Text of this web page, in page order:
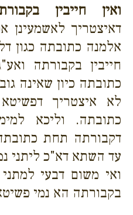
ואין חייבין
דאיצטריך לאשמעינן
אלמנה כתובתה כגון
חייבין בקבורתה
כתובתה כיון שאינה
לא איצטריך
כתובתה. וליכא
דקבורתה תחת
עד השתא דא"כ ליתני
ואי משום דבעי
בקבורתה הא נמי